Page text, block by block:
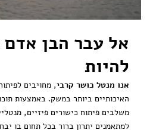
אל עבר הבן
להיות
אנו מנטל כושר קרבי, מחויבים
האיכותיים ביותר במשק. באמצעות
משלבים פיתוח כישורים פיזיים,
למתאמנים יתרון ברור בכל תחום בו